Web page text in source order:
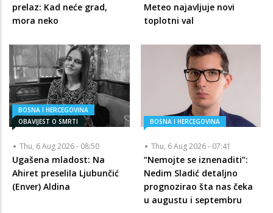
prelaz: Kad neće grad,
mora neko
Meteo najavljuje novi
toplotni val
BOSNA I HERCEGOVINA
OBAVIJEST O SMRTI
Thu, 6 Aug 2026 - 08:50
Ugašena mladost: Na
Ahiret preselila Ljubunčić
(Enver) Aldina
BOSNA I HERCEGOVINA
Thu, 6 Aug 2026 - 07:41
“Nemojte se iznenaditi”:
Nedim Sladić detaljno
prognozirao šta nas čeka
u augustu i septembru